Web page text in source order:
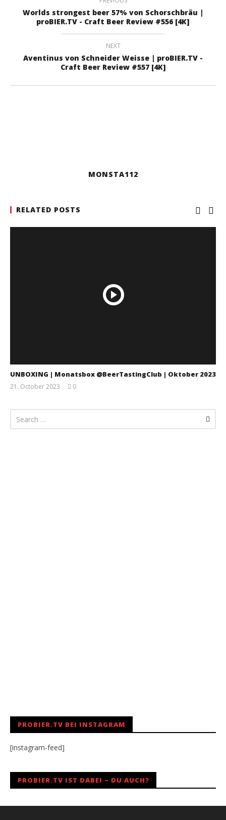
Worlds strongest beer 57% von Schorschbräu |
proBIER.TV - Craft Beer Review #556 [4K]
NEXT
Aventinus von Schneider Weisse | proBIER.TV -
Craft Beer Review #557 [4K]
MONSTA112
RELATED POSTS
UNBOXING | Monatsbox @BeerTastingClub | Oktober 2023
21. October 2023
0
PROBIER.TV BEI INSTAGRAM
[instagram-feed]
PROBIER.TV IST DABEI – DU AUCH?